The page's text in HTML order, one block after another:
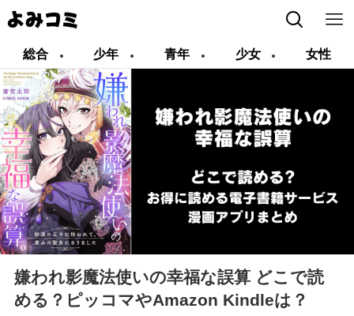
総合 少年 青年 少女 女性
嫌われ影魔法使いの幸福な誤算 どこで読
める？ピッコマやAmazon Kindleは？